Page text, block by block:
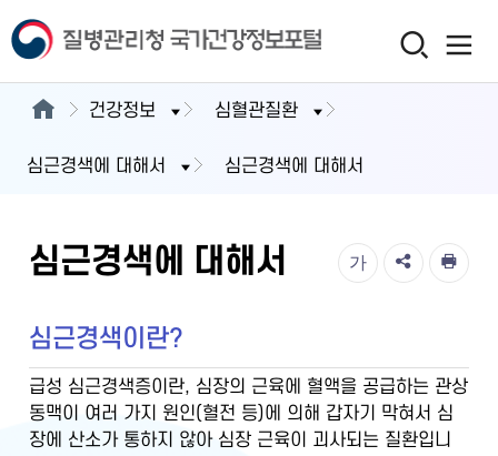
건강정보 심혈관질환
심근경색에 대해서 심근경색에 대해서
심근경색에 대해서 가
심근경색이란?
급성 심근경색증이란, 심장의 근육에 혈액을 공급하는 관상
동맥이 여러 가지 원인(혈전 등)에 의해 갑자기 막혀서 심
장에 산소가 통하지 않아 심장 근육이 괴사되는 질환입니